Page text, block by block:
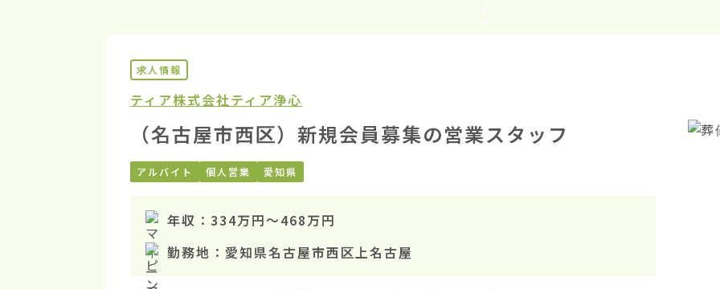
求人情報
ティア株式会社ティア浄心
（名古屋市西区）新規会員募集の営業スタッフ
アルバイト 個人営業 愛知県
年収： 334万円〜468万円
勤務地： 愛知県名古屋市西区上名古屋